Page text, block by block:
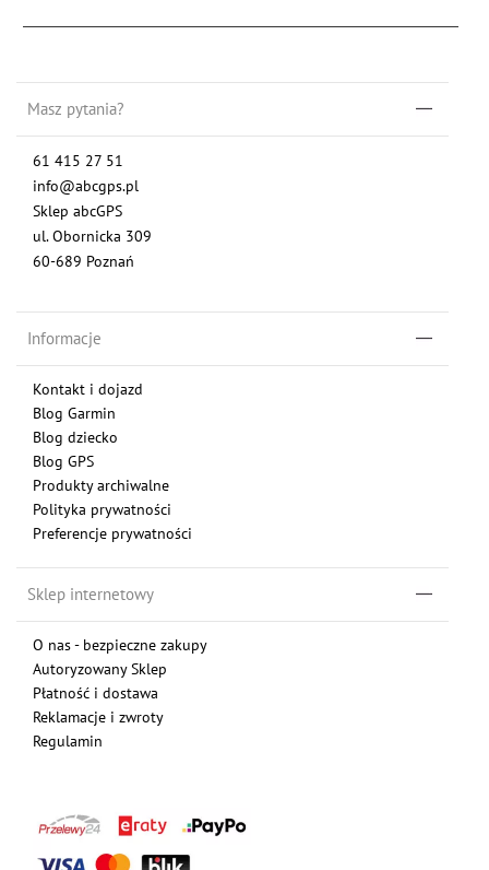
Masz pytania?
61 415 27 51
info@abcgps.pl
Sklep abcGPS
ul. Obornicka 309
60-689 Poznań
Informacje
Kontakt i dojazd
Blog Garmin
Blog dziecko
Blog GPS
Produkty archiwalne
Polityka prywatności
Preferencje prywatności
Sklep internetowy
O nas - bezpieczne zakupy
Autoryzowany Sklep
Płatność i dostawa
Reklamacje i zwroty
Regulamin